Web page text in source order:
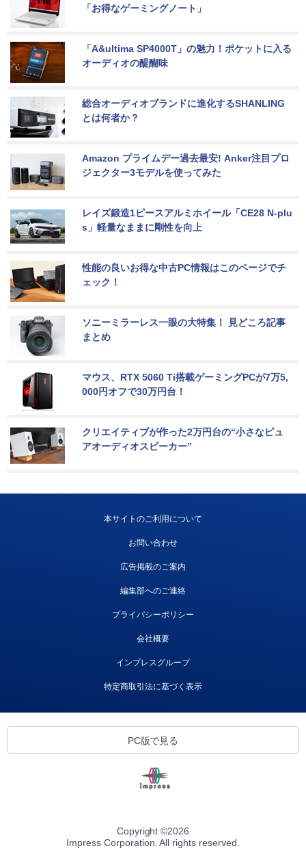
「お得なゲーミングノート」
「A&ultima SP4000T」の魅力！ポケットに入る
オーディオの醍醐味
総合オーディオブランドに進化するSHANLING
とは何者か？
Amazon プライムデー過去最安! Anker注目プロ
ジェクター3モデルを使ってみた
レイズ鍛造1ピースアルミホイール「CE28 N-plu
s」軽量なままに剛性を向上
性能の良いお得な中古PC情報はこのページでチ
ェック！
ソニーミラーレス一眼の大特集！ 見どころ記事
まとめ
マウス、RTX 5060 Ti搭載ゲーミングPCが7万5,
000円オフで30万円台！
クリエイティブが作った2万円台の“小さなピュ
アオーディオスピーカー”
本サイトのご利用について
お問い合わせ
広告掲載のご案内
編集部へのご連絡
プライバシーポリシー
会社概要
インプレスグループ
特定商取引法に基づく表示
PC版で見る
Copyright ©2026
Impress Corporation. All rights reserved.